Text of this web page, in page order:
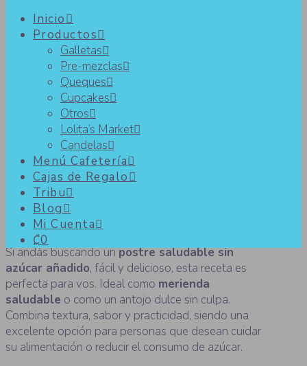
Inicio
Productos
Galletas
Pre-mezclas
Queques
Cupcakes
Otros
Lolita’s Market
Candelas
Menú Cafetería
Cajas de Regalo
Tribu
Blog
Mi Cuenta
₡0
Postre saludable sin azúcar
añadido con sólo 3 ingredientes
Si andás buscando unpostre saludable sin
azúcar añadido, fácil y delicioso, esta receta es
perfecta para vos. Ideal como merienda
saludable o como un antojo dulce sin culpa.
Combina textura, sabor y practicidad, siendo una
excelente opción para personas que desean cuidar
su alimentación o reducir el consumo de azúcar.